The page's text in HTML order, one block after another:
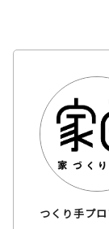
つくり手プ